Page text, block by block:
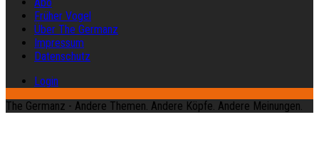
Früher Vogel
Über The Germanz
Impressum
Datenschutz
Login
The Germanz - Andere Themen. Andere Köpfe. Andere Meinungen.